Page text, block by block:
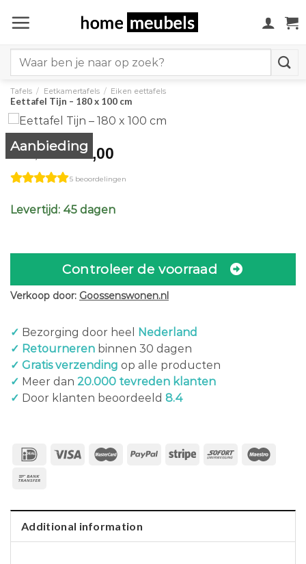
naar
for:
Tafels / Eetkamertafels / Eiken eettafels
Eettafel Tijn – 180 x 100 cm
Aanbieding
Original
price
was:
€1.539,00.
1.385,00
is:
5 beoordelingen
Levertijd: 45 dagen
Controleer de voorraad
Verkoop door: Goossenswonen.nl
✓ Bezorging door heel
Nederland
✓ Retourneren binnen 30 dagen
✓ Gratis verzending op alle producten
✓ Meer dan 20.000 tevreden klanten
✓ Door klanten beoordeeld 8.4
Additional information